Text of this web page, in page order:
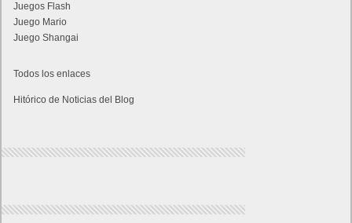
Juegos Flash
Juego Mario
Juego Shangai
Todos los enlaces
Hitórico de Noticias del Blog